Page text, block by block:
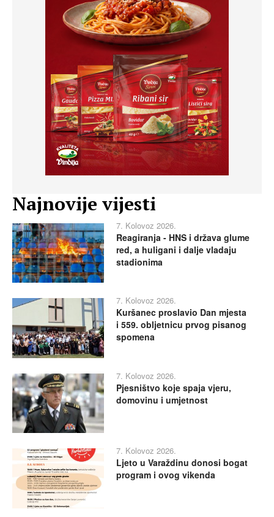
Najnovije vijesti
7. Kolovoz 2026.
Reagiranja - HNS i država glume
red, a huligani i dalje vladaju
stadionima
7. Kolovoz 2026.
Kuršanec proslavio Dan mjesta
i 559. obljetnicu prvog pisanog
spomena
7. Kolovoz 2026.
Pjesništvo koje spaja vjeru,
domovinu i umjetnost
7. Kolovoz 2026.
Ljeto u Varaždinu donosi bogat
program i ovog vikenda